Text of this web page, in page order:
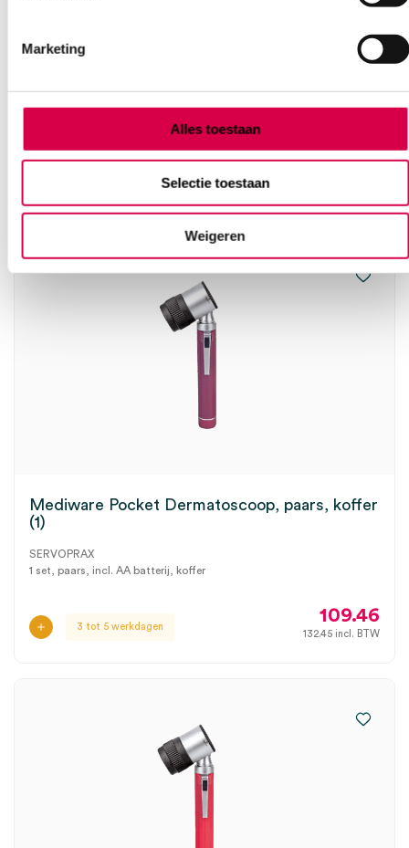
Marketing
Alles toestaan
Selectie toestaan
Weigeren
Mediware Pocket Dermatoscoop, groen,
SERVOPRAX
1 set, incl. AA batterij, koffer, onsteriel
3 tot 5 werkdagen
Mediware Pocket Dermatoscoop, paars, koffer
(1)
SERVOPRAX
1 set, paars, incl. AA batterij, koffer
3 tot 5 werkdagen
109.46
132.45 incl. BTW